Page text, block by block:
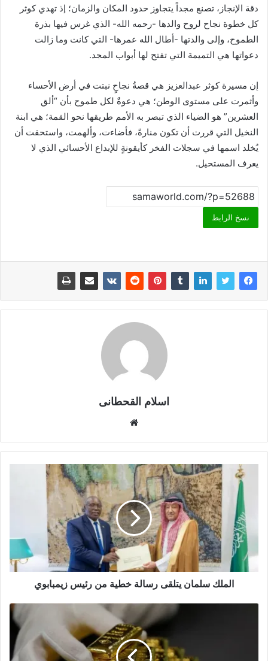
دقة الإنجاز، تصنع مجداً يتجاوز حدود المكان والزمان؛ إذ تهدي كوثر
كل خطوة نجاح لروح والدها -رحمه الله- الذي غرس فيها بذرة
الطموح، وإلى والدتها -أطال الله عمرها- التي كانت وما زالت
دعواتها هي التميمة التي تفتح لها أبواب المجد.
إن مسيرة كوثر عبدالعزيز هي قصةُ نجاحٍ نبتت في أرض الأحساء
وأثمرت على مستوى الوطن؛ هي دعوةٌ لكل طموح بأن “ألق
العشرين” هو الضياء الذي تبصر به الأمم طريقها نحو القمة؛ هي ابنة
النخيل التي قررت أن تكون منارةً، فأضاءت، وألهمت، واستحقت أن
يُخلد اسمها في سجلات الفخر كأيقونةٍ للإبداع الأحسائي الذي لا
يعرف المستحيل.
نسخ الرابط
اسلام القحطانى
ق
ع
و
ي
ب
الملك سلمان يتلقى رسالة خطية من رئيس زيمبابوي